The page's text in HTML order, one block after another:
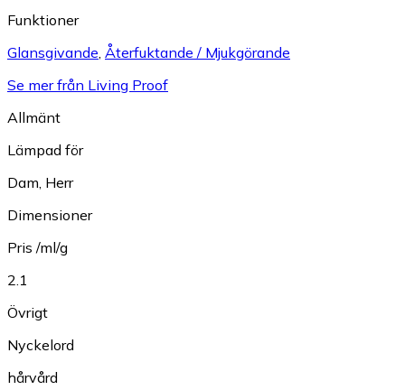
Funktioner
Glansgivande, Återfuktande / Mjukgörande
Se mer från Living Proof
Allmänt
Lämpad för
Dam, Herr
Dimensioner
Pris /ml/g
2.1
Övrigt
Nyckelord
hårvård